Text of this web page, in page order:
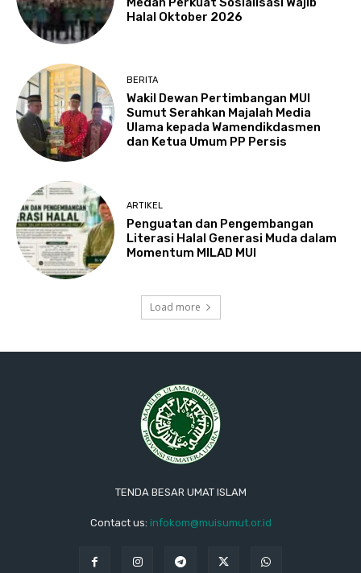
Halal Oktober 2026
BERITA
Wakil Dewan Pertimbangan MUI
Sumut Serahkan Majalah Media
Ulama kepada Wamendikdasmen
dan Ketua Umum PP Persis
ARTIKEL
Penguatan dan Pengembangan
Literasi Halal Generasi Muda dalam
Momentum MILAD MUI
Load more
TENDA BESAR UMAT ISLAM
Contact us: infokom@muisumut.or.id